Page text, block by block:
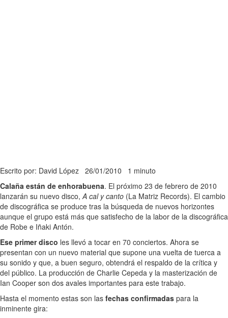
Escrito por: David López 26/01/2010 1 minuto
Calaña están de enhorabuena. El próximo 23 de febrero de 2010
lanzarán su nuevo disco,A cal y canto (La Matriz Records). El cambio
de discográfica se produce tras la búsqueda de nuevos horizontes
aunque el grupo está más que satisfecho de la labor de la discográfica
de Robe e Iñaki Antón.
Ese primer disco les llevó a tocar en 70 conciertos. Ahora se
presentan con un nuevo material que supone una vuelta de tuerca a
su sonido y que, a buen seguro, obtendrá el respaldo de la crítica y
del público. La producción de Charlie Cepeda y la masterización de
Ian Cooper son dos avales importantes para este trabajo.
Hasta el momento estas son las fechas confirmadas para la
inminente gira: